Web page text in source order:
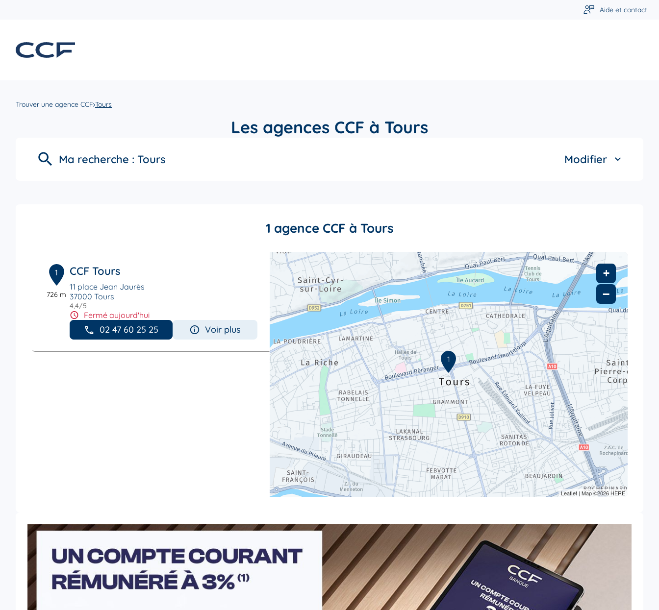
Aide et contact
Trouver une agence CCF Tours
Les agences CCF à Tours
Ma recherche : Tours Modifier
1 agence CCF à Tours
1
726 m
CCF Tours
11 place Jean Jaurès
37000 Tours
4,4/5
Fermé aujourd'hui
02 47 60 25 25 Voir plus
1
+
−
Leaflet| Map ©2026HERE